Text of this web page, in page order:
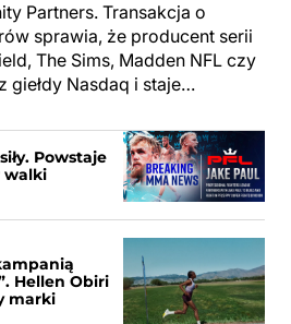
Partners. Transakcja o
sprawia, że producent serii
The Sims, Madden NFL czy
giełdy Nasdaq i staje…
Powstaje
walki
Hellen Obiri
marki